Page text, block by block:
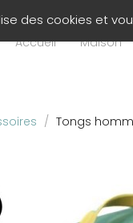
Accueil Maison
/ Tongs
des cookies et